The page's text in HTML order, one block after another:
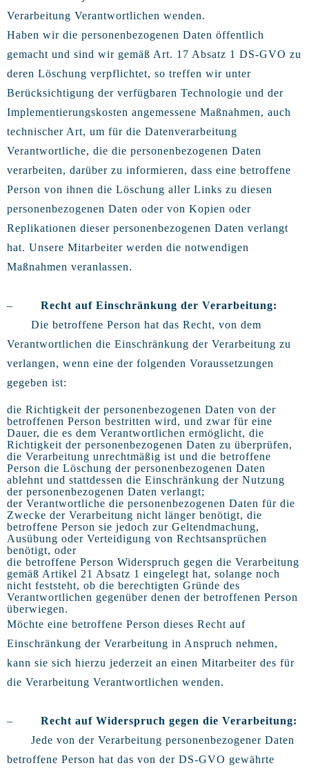
Verarbeitung Verantwortlichen wenden.
Haben wir die personenbezogenen Daten öffentlich
gemacht und sind wir gemäß Art. 17 Absatz 1 DS-GVO zu
deren Löschung verpflichtet, so treffen wir unter
Berücksichtigung der verfügbaren Technologie und der
Implementierungskosten angemessene Maßnahmen, auch
technischer Art, um für die Datenverarbeitung
Verantwortliche, die die personenbezogenen Daten
verarbeiten, darüber zu informieren, dass eine betroffene
Person von ihnen die Löschung aller Links zu diesen
personenbezogenen Daten oder von Kopien oder
Replikationen dieser personenbezogenen Daten verlangt
hat. Unsere Mitarbeiter werden die notwendigen
Maßnahmen veranlassen.
– Recht auf Einschränkung der Verarbeitung:
Die betroffene Person hat das Recht, von dem
Verantwortlichen die Einschränkung der Verarbeitung zu
verlangen, wenn eine der folgenden Voraussetzungen
gegeben ist:
die Richtigkeit der personenbezogenen Daten von der
betroffenen Person bestritten wird, und zwar für eine
Dauer, die es dem Verantwortlichen ermöglicht, die
Richtigkeit der personenbezogenen Daten zu überprüfen,
die Verarbeitung unrechtmäßig ist und die betroffene
Person die Löschung der personenbezogenen Daten
ablehnt und stattdessen die Einschränkung der Nutzung
der personenbezogenen Daten verlangt;
der Verantwortliche die personenbezogenen Daten für die
Zwecke der Verarbeitung nicht länger benötigt, die
betroffene Person sie jedoch zur Geltendmachung,
Ausübung oder Verteidigung von Rechtsansprüchen
benötigt, oder
die betroffene Person Widerspruch gegen die Verarbeitung
gemäß Artikel 21 Absatz 1 eingelegt hat, solange noch
nicht feststeht, ob die berechtigten Gründe des
Verantwortlichen gegenüber denen der betroffenen Person
überwiegen.
Möchte eine betroffene Person dieses Recht auf
Einschränkung der Verarbeitung in Anspruch nehmen,
kann sie sich hierzu jederzeit an einen Mitarbeiter des für
die Verarbeitung Verantwortlichen wenden.
–
Recht auf Widerspruch gegen die Verarbeitung:
Jede von der Verarbeitung personenbezogener Daten
betroffene Person hat das von der DS-GVO gewährte